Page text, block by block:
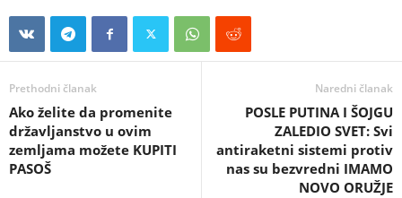
Prethodni članak
Ako želite da promenite
državljanstvo u ovim
zemljama možete KUPITI
PASOŠ
Naredni članak
POSLE PUTINA I ŠOJGU
ZALEDIO SVET: Svi
antiraketni sistemi protiv
nas su bezvredni IMAMO
NOVO ORUŽJE